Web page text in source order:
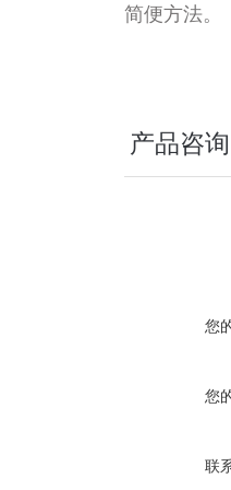
简便方法。
产品咨询
您
您
联